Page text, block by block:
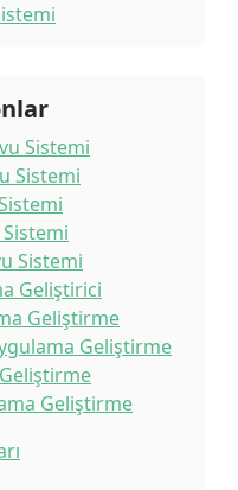
Sistemi
Sistemi
Sistemi
Geliştirici
Geliştirme
Geliştirme
Geliştirme